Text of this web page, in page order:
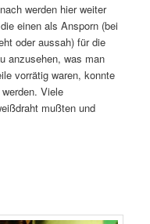
werden hier weiter
einen als Ansporn (bei
oder aussah) für die
anzusehen, was man
vorrätig waren, konnte
Viele
mußten und